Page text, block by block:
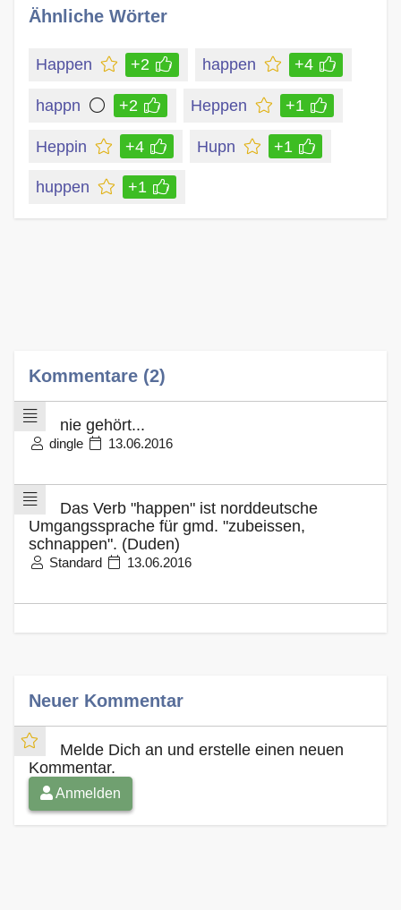
Ähnliche Wörter
Happen +2 happen +4
happn +2 Heppen +1
Heppin +4 Hupn +1
huppen +1
Kommentare (2)
nie gehört...
dingle 13.06.2016
Das Verb "happen" ist norddeutsche
Umgangssprache für gmd. "zubeissen,
schnappen". (Duden)
Standard 13.06.2016
Neuer Kommentar
Melde Dich an und erstelle einen neuen
Kommentar.
Anmelden